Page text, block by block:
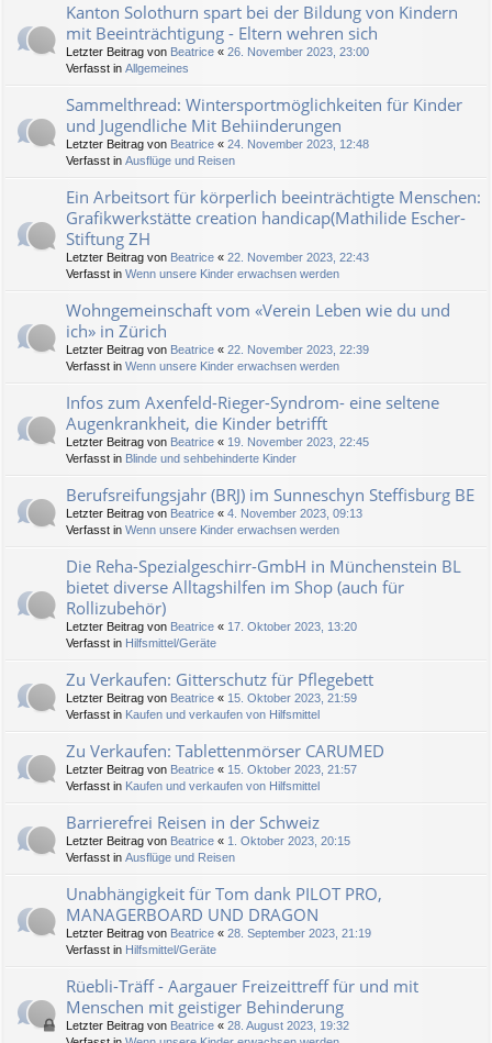
Kanton Solothurn spart bei der Bildung von Kindern
mit Beeinträchtigung - Eltern wehren sich
Letzter Beitrag von Beatrice « 26. November 2023, 23:00
Verfasst in Allgemeines
Sammelthread: Wintersportmöglichkeiten für Kinder
und Jugendliche Mit Behiinderungen
Letzter Beitrag von Beatrice « 24. November 2023, 12:48
Verfasst in Ausflüge und Reisen
Ein Arbeitsort für körperlich beeinträchtigte Menschen:
Grafikwerkstätte creation handicap(Mathilide Escher-
Stiftung ZH
Letzter Beitrag von Beatrice « 22. November 2023, 22:43
Verfasst in Wenn unsere Kinder erwachsen werden
Wohngemeinschaft vom «Verein Leben wie du und
ich» in Zürich
Letzter Beitrag von Beatrice « 22. November 2023, 22:39
Verfasst in Wenn unsere Kinder erwachsen werden
Infos zum Axenfeld-Rieger-Syndrom- eine seltene
Augenkrankheit, die Kinder betrifft
Letzter Beitrag von Beatrice « 19. November 2023, 22:45
Verfasst in Blinde und sehbehinderte Kinder
Berufsreifungsjahr (BRJ) im Sunneschyn Steffisburg BE
Letzter Beitrag von Beatrice « 4. November 2023, 09:13
Verfasst in Wenn unsere Kinder erwachsen werden
Die Reha-Spezialgeschirr-GmbH in Münchenstein BL
bietet diverse Alltagshilfen im Shop (auch für
Rollizubehör)
Letzter Beitrag von Beatrice « 17. Oktober 2023, 13:20
Verfasst in Hilfsmittel/Geräte
Zu Verkaufen: Gitterschutz für Pflegebett
Letzter Beitrag von Beatrice « 15. Oktober 2023, 21:59
Verfasst in Kaufen und verkaufen von Hilfsmittel
Zu Verkaufen: Tablettenmörser CARUMED
Letzter Beitrag von Beatrice « 15. Oktober 2023, 21:57
Verfasst in Kaufen und verkaufen von Hilfsmittel
Barrierefrei Reisen in der Schweiz
Letzter Beitrag von Beatrice « 1. Oktober 2023, 20:15
Verfasst in Ausflüge und Reisen
Unabhängigkeit für Tom dank PILOT PRO,
MANAGERBOARD UND DRAGON
Letzter Beitrag von Beatrice « 28. September 2023, 21:19
Verfasst in Hilfsmittel/Geräte
Rüebli-Träff - Aargauer Freizeittreff für und mit
Menschen mit geistiger Behinderung
Letzter Beitrag von Beatrice « 28. August 2023, 19:32